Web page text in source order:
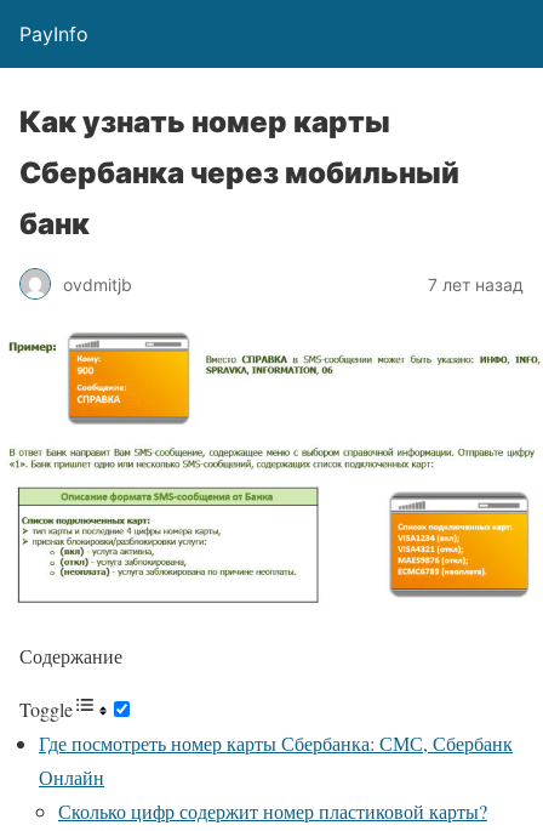
PayInfo
Как узнать номер карты
Сбербанка через мобильный
банк
ovdmitjb 7 лет назад
Содержание
Toggle
Где посмотреть номер карты Сбербанка: СМС, Сбербанк
Онлайн
Сколько цифр содержит номер пластиковой карты?